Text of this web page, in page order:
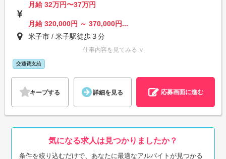
月給 32万円〜37万円
月給 320,000円 ～ 370,000円...
米子市 / 米子駅徒歩３分
仕事内容を見てみる ∨
交通費支給
キープする 詳細を見る 応募画面に進む
気になる求人は見つかりましたか？
条件を絞り込むだけで、あなたに最適なアルバイトが見つかる